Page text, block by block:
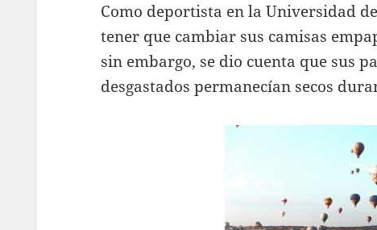
Como deportista en la Universidad
tener que cambiar sus camisas
sin embargo, se dio cuenta que sus
desgastados permanecían secos